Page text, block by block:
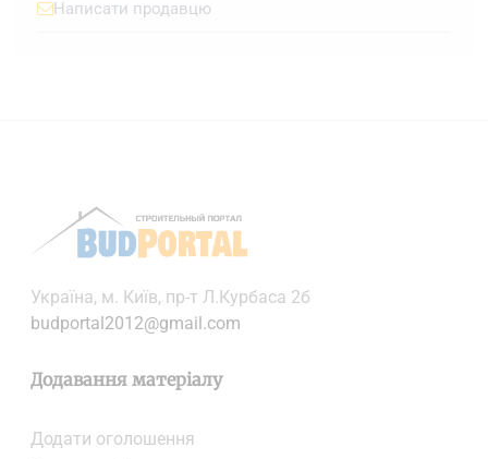
Написати продавцю
Українa, м. Київ, пр-т Л.Курбаса 2б
budportal2012@gmail.com
Додавання матеріалу
Додати oголошення